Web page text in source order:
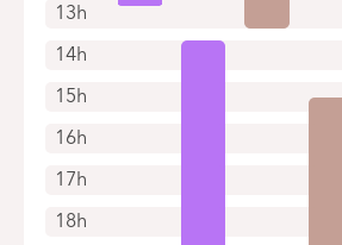
13h
14h
15h
16h
17h
18h